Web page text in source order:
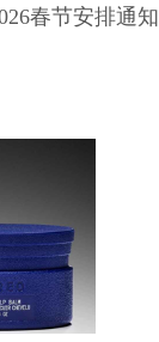
春节安排通知